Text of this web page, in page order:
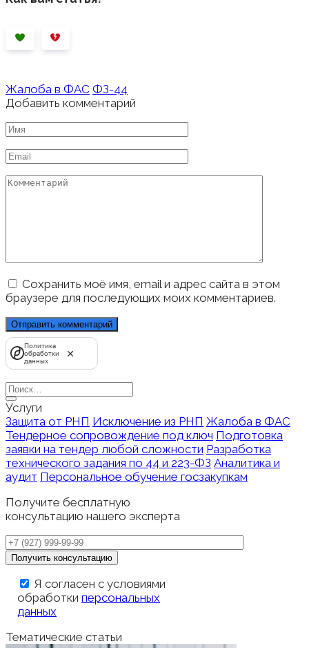
Жалоба в ФАС ФЗ-44
Добавить комментарий
Имя
*
Email
*
Комментарий
Сохранить моё имя, email и адрес сайта в этом
браузере для последующих моих комментариев.
Политика
обработки
данных
Search
for:
Услуги
Защита от РНП Исключение из РНП Жалоба в ФАС
Тендерное сопровождение под ключ Подготовка
заявки на тендер любой сложности Разработка
технического задания по 44 и 223-ФЗ Аналитика и
аудит Персональное обучение госзакупкам
Получите бесплатную
консультацию нашего эксперта
Я согласен с условиями
обработки персональных
данных
Тематические статьи